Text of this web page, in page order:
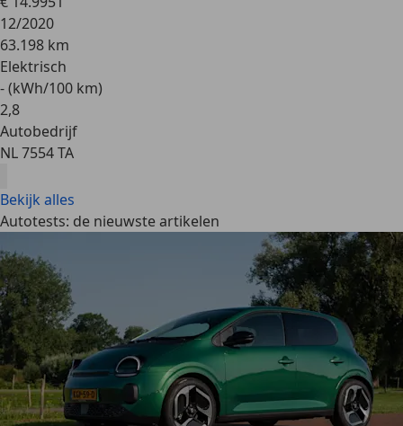
12/2020
63.198 km
Elektrisch
- (kWh/100 km)
2,8
Autobedrijf
NL 7554 TA
Bekijk alles
Autotests: de nieuwste artikelen